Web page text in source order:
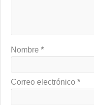
Nombre*
Correo electrónico*